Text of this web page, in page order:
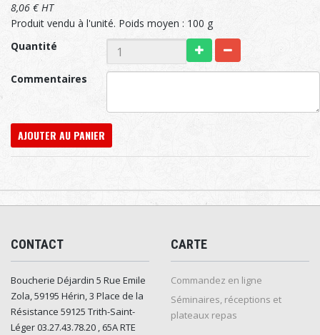
8,06 € HT
Produit vendu à l'unité. Poids moyen : 100 g
Quantité
Commentaires
AJOUTER AU PANIER
CONTACT
Boucherie Déjardin 5 Rue Emile
Zola, 59195 Hérin, 3 Place de la
Résistance 59125 Trith-Saint-
Léger 03.27.43.78.20 , 65A RTE
CARTE
Commandez en ligne
Séminaires, réceptions et
plateaux repas